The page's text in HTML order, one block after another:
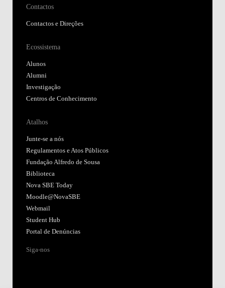
Contactos
Contactos e Direções
Ecossistema
Alunos
Alumni
Investigação
Centros de Conhecimento
Atalhos
Junte-se a nós
Regulamentos e Atos Públicos
Fundação Alfredo de Sousa
Biblioteca
Nova SBE Today
Moodle@NovaSBE
Webmail
Student Hub
Portal de Denúncias
Siga-nos